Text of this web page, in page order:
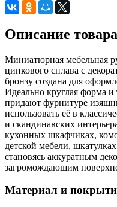
Описание товара
Миниатюрная мебельная
цинкового сплава с
бронзу создана для
Идеально круглая форма
придают фурнитуре
использовать её в
и скандинавских
кухонных шкафчиках,
детской мебели,
становясь аккуратным
загромождающим
Материал и